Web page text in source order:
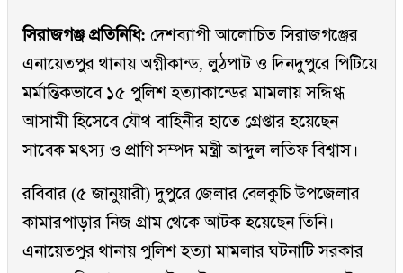
সিরাজগঞ্জ প্রতিনিধি: দেশব্যাপী আলোচিত সিরাজগঞ্জের
এনায়েতপুর থানায় অগ্নীকান্ড, লুঠপাট ও দিনদুপুরে পিটিয়ে
মর্মান্তিকভাবে ১৫ পুলিশ হত্যাকান্ডের মামলায় সন্ধিগ্ধ
আসামী হিসেবে যৌথ বাহিনীর হাতে গ্রেপ্তার হয়েছেন
সাবেক মৎস্য ও প্রাণি সম্পদ মন্ত্রী আব্দুল লতিফ বিশ্বাস।
রবিবার (৫ জানুয়ারী) দুপুরে জেলার বেলকুচি উপজেলার
কামারপাড়ার নিজ গ্রাম থেকে আটক হয়েছেন তিনি।
এনায়েতপুর থানায় পুলিশ হত্যা মামলার ঘটনাটি সরকার